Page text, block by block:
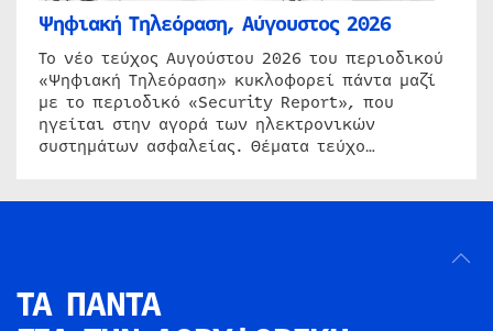
Ψηφιακή Τηλεόραση, Αύγουστος 2026
Το νέο τεύχος Αυγούστου 2026 του περιοδικού
«Ψηφιακή Τηλεόραση» κυκλοφορεί πάντα μαζί
με το περιοδικό «Security Report», που
ηγείται στην αγορά των ηλεκτρονικών
συστημάτων ασφαλείας. Θέματα τεύχο…
ΤΑ ΠΑΝΤΑ